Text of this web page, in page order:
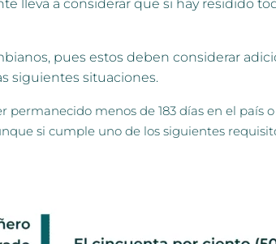
lleva a considerar que si hay residido
pues estos deben considerar
siguientes situaciones.
menos de 183 días en el país
si cumple uno de los siguientes